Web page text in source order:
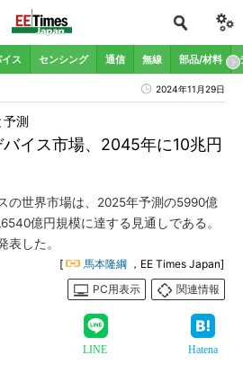
ス センシング 通信 無線 部品/材料
2024年11月29日
イス市場、2045年に10兆円
測
の世界市場は、2025年予測の5990億
億円規模に達する見通しである。
表した。
[ 馬本隆綱 ，EE Times Japan]
PC用表示
関連情報
LINE Hatena